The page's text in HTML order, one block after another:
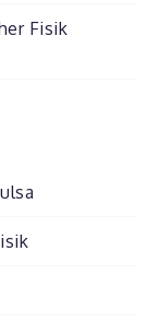
Fisik